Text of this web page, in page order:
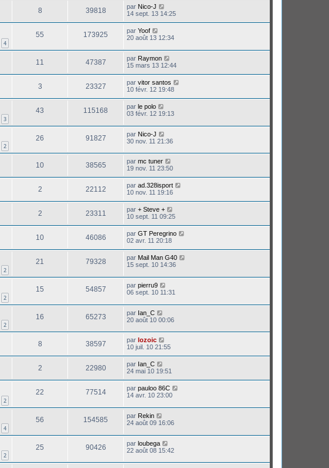
8 39818 par Nico-J
14 sept. 13 14:25
4
55 173925 par Yoof
20 août 13 12:34
11 47387 par Raymon
15 mars 13 12:44
3 23327 par vitor santos
10 févr. 12 19:48
3
43 115168 par le polo
03 févr. 12 19:13
2
26 91827 par Nico-J
30 nov. 11 21:36
10 38565 par mc tuner
19 nov. 11 23:50
2 22112 par ad.328isport
10 nov. 11 19:16
2 23311 par + Steve +
10 sept. 11 09:25
10 46086 par GT Peregrino
02 avr. 11 20:18
2
21 79328 par Mail Man G40
15 sept. 10 14:36
2
15 54857 par pierru9
06 sept. 10 11:31
2
16 65273 par Ian_C
20 août 10 00:06
8 38597 par lozoic
10 juil. 10 21:55
2 22980 par Ian_C
24 mai 10 19:51
2
22 77514 par pauloo 86C
14 avr. 10 23:00
4
56 154585 par Rekin
24 août 09 16:06
2
25 90426 par loubega
22 août 08 15:42